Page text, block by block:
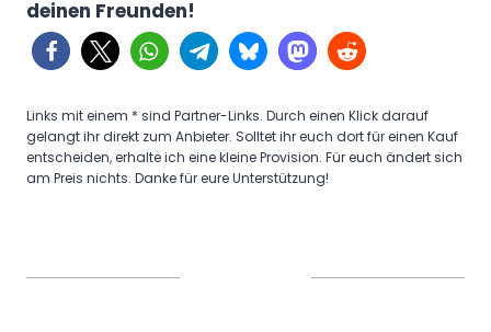
deinen Freunden!
Links mit einem * sind Partner-Links. Durch einen Klick darauf
gelangt ihr direkt zum Anbieter. Solltet ihr euch dort für einen Kauf
entscheiden, erhalte ich eine kleine Provision. Für euch ändert sich
am Preis nichts. Danke für eure Unterstützung!